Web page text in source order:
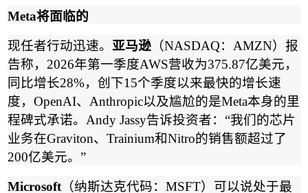
Meta将面临的
现任者行动迅速。 亚马逊（NASDAQ： AMZN）报
告称， 2026年第一季度AWS营收为375.87亿美元，
同比增长28%，创下15个季度以来最快的增长速
度， OpenAI、 Anthropic以及尴尬的是Meta本身的里
程碑式承诺。 Andy Jassy告诉投资者： “我们的芯片
业务在Graviton、 Trainium和Nitro的销售额超过了
200亿美元。 ”
Microsoft（纳斯达克代码： MSFT）可以说处于最